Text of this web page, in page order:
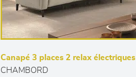
Canapé 3 places 2 relax électriques
CHAMBORD